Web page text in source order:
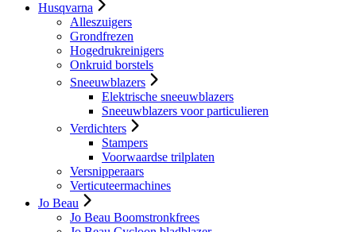
Husqvarna
Alleszuigers
Grondfrezen
Hogedrukreinigers
Onkruid borstels
Sneeuwblazers
Elektrische sneeuwblazers
Sneeuwblazers voor particulieren
Verdichters
Stampers
Voorwaardse trilplaten
Versnipperaars
Verticuteermachines
Jo Beau
Jo Beau Boomstronkfrees